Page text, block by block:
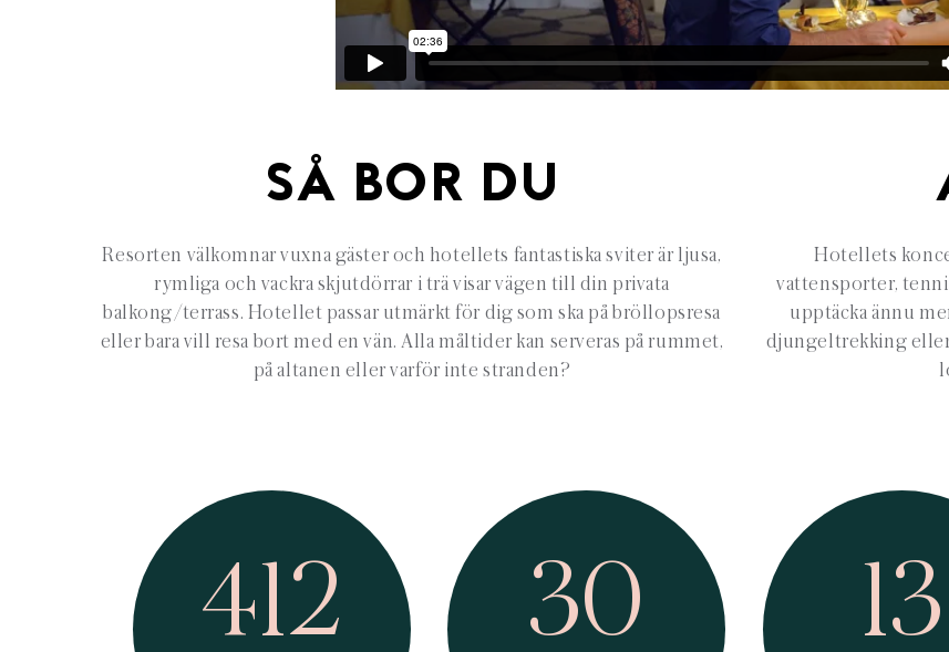
SÅ BOR DU
Resorten välkomnar vuxna gäster och hotellets fantastiska sviter är ljusa,
rymliga och vackra skjutdörrar i trä visar vägen till din privata
balkong/terrass. Hotellet passar utmärkt för dig som ska på bröllopsresa
eller bara vill resa bort med en vän. Alla måltider kan serveras på rummet,
på altanen eller varför inte stranden?
Hotellets
vattensporter,
upptäcka ännu
djungeltrekking eller
412 30 13